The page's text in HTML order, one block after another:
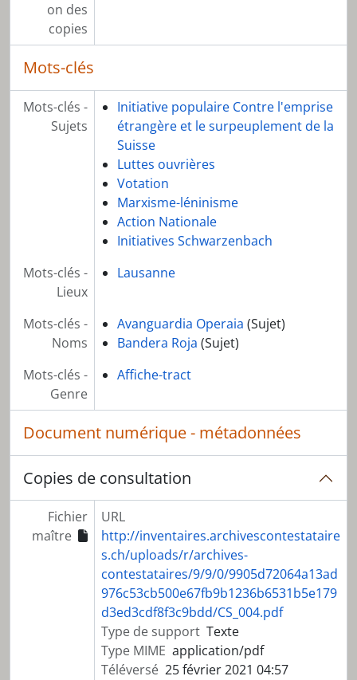
on des
copies
Mots-clés
Mots-clés -
Sujets
Initiative populaire Contre l'emprise
étrangère et le surpeuplement de la
Suisse
Luttes ouvrières
Votation
Marxisme-léninisme
Action Nationale
Initiatives Schwarzenbach
Mots-clés -
Lieux
Lausanne
Mots-clés -
Noms
Avanguardia Operaia (Sujet)
Bandera Roja (Sujet)
Mots-clés -
Genre
Affiche-tract
Document numérique - métadonnées
Copies de consultation
Fichier
maître
URL
http://inventaires.archivescontestataire
s.ch/uploads/r/archives-
contestataires/9/9/0/9905d72064a13ad
976c53cb500e67fb9b1236b6531b5e179
d3ed3cdf8f3c9bdd/CS_004.pdf
Type de support Texte
Type MIME application/pdf
Téléversé 25 février 2021 04:57